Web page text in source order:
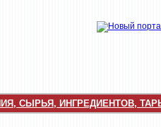
СЫРЬЯ, ИНГРЕДИЕНТОВ,